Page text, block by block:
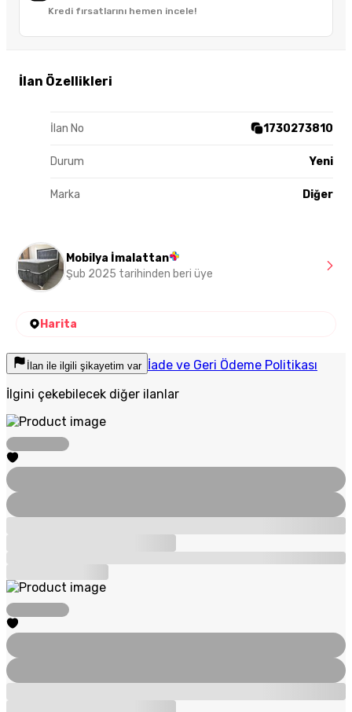
Kredi fırsatlarını hemen incele!
İlan Özellikleri
İlan No 1730273810
Durum Yeni
Marka Diğer
Mobilya İmalattan
Şub 2025 tarihinden beri üye
Harita
İlan ile ilgili şikayetim var İade ve Geri Ödeme Politikası
İlgini çekebilecek diğer ilanlar